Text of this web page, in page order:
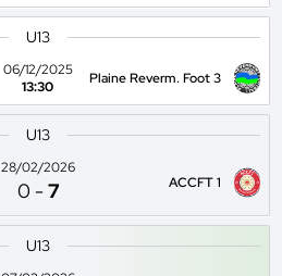
U13
06/12/2025
13:30
Plaine Reverm. Foot 3
U13
28/02/2026
0 -7 ACCFT 1
U13